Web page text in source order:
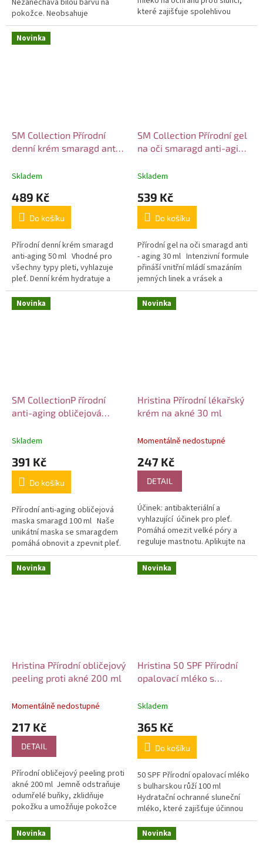
Nezanechává bílou barvu na
pokožce. Neobsahuje
nanočástice. Hydratační krém na
ochranu proti slunci, který
zajišťuje...
které zajišťuje spolehlivou
ochranu před škodlivými účinky
Novinka
SM Collection Přírodní
denní krém smaragd anti-
Skladem
489 Kč
Do košíku
Přírodní denní krém smaragd
anti-aging 50 ml Vhodné pro
všechny typy pleti, vyhlazuje
pleť. Denní krém hydratuje a
regeneruje plet’. Obsahuje
aktivní složky, které...
SM Collection Přírodní gel
na oči smaragd anti-aging
Skladem
539 Kč
Do košíku
Přírodní gel na oči smaragd anti
- aging 30 ml Intenzivní formule
přináší vnitřní mládí smazáním
jemných linek a vrásek a
zabraňuje vzniku nových. Dává
Vašim očím více...
Novinka
SM CollectionP řírodní
anti-aging obličejová
Skladem
391 Kč
Do košíku
Přírodní anti-aging obličejová
maska smaragd 100 ml Naše
unikátní maska se smaragdem
pomáhá obnovit a zpevnit pleť.
Tato maska nastartuje
přirozenou hydrataci pleti a...
Novinka
Hristina Přírodní lékařský
krém na akné 30 ml
Momentálně nedostupné
247 Kč
DETAIL
Účinek: antibakteriální a
vyhlazující účinek pro pleť.
Pomáhá omezit velké póry a
reguluje mastnotu. Aplikujte na
čistou a suchou pokožku. Po
aplikaci zůstává bílý film na...
Novinka
Hristina Přírodní obličejový
peeling proti akné 200 ml
Momentálně nedostupné
217 Kč
DETAIL
Přírodní obličejový peeling proti
akné 200 ml Jemně odstraňuje
odumřelé buňky, zklidňuje
pokožku a umožňuje pokožce
dýchat. Doporučuje se používat
po - pleťové vodě, nebo...
Novinka
Hristina 50 SPF Přírodní
opalovací mléko s
Skladem
365 Kč
Do košíku
50 SPF Přírodní opalovací mléko
s bulharskou růží 100 ml
Hydratační ochranné sluneční
mléko, které zajišťuje účinnou
ochranu proti škodlivému vlivu
UVA a UVB záření. Vyživující...
Novinka Novinka